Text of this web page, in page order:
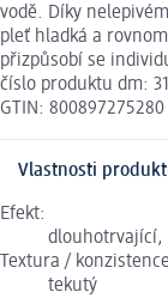
vodě. Díky
pleť hladká a
přizpůsobí se
číslo produktu dm:
GTIN: 800897275280
Vlastnosti
Efekt:
dlouhotrvající,
Textura /
tekutý